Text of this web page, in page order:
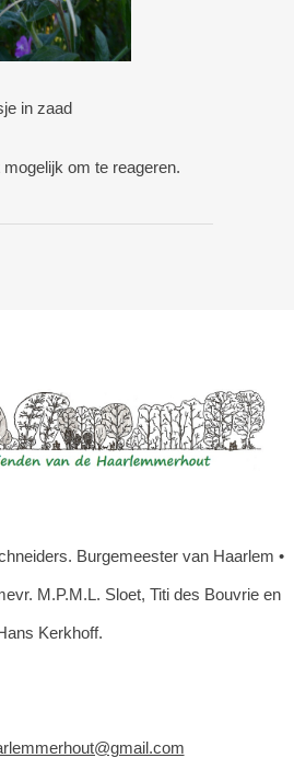
in zaad
om te reageren.
Burgemeester van Haarlem •
M.P.M.L. Sloet, Titi des Bouvrie en
Kerkhoff.